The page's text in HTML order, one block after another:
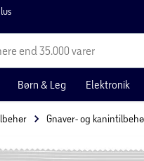
end 35.000 varer
Børn & Leg Elektronik
Gnaver- og